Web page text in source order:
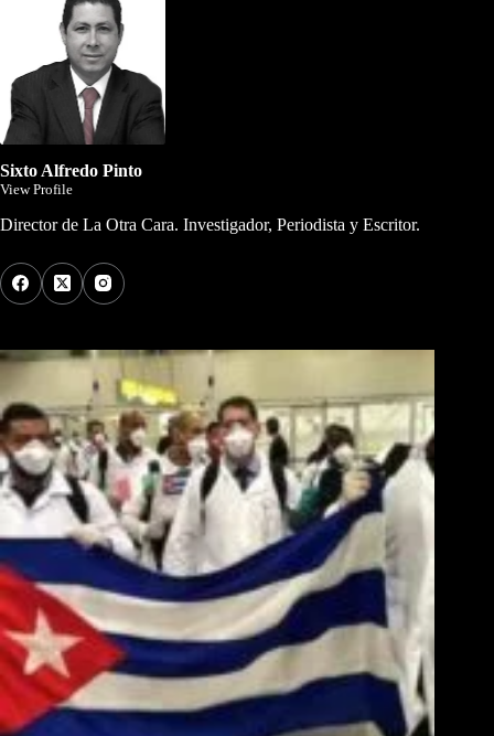
Sixto Alfredo Pinto
View Profile
Director de La Otra Cara. Investigador, Periodista y Escritor.